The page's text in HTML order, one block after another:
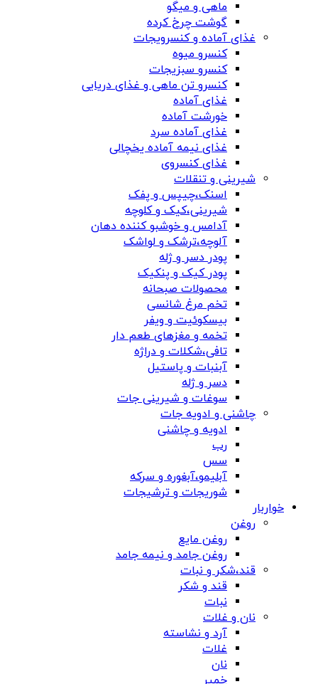
ماهی و میگو
گوشت چرخ کرده
غذای آماده و کنسرویجات
کنسرو میوه
کنسرو سبزیجات
کنسرو تن ماهی و غذای دریایی
غذای آماده
خورشت آماده
غذای آماده سرد
غذای نیمه آماده یخچالی
غذای کنسروی
شیرینی و تنقلات
اسنک،چیپس و پفک
شیرینی،کیک و کلوچه
آدامس و خوشبو کننده دهان
آلوچه،ترشک و لواشک
پودر دسر و ژله
پودر کیک و پنکیک
محصولات صبحانه
تخم مرغ شانسی
بیسکوئیت و ویفر
تخمه و مغزهای طعم دار
تافی،شکلات و دراژه
آبنبات و پاستیل
دسر و ژله
سوغات و شیرینی جات
چاشنی و ادویه جات
ادویه و چاشنی
رب
سس
آبلیمو،آبغوره و سرکه
شوریجات و ترشیجات
خواربار
روغن
روغن مایع
روغن جامد و نیمه جامد
قند،شکر و نبات
قند و شکر
نبات
نان و غلات
آرد و نشاسته
غلات
نان
خمیر